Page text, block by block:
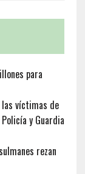
para
víctimas de
y Guardia
rezan